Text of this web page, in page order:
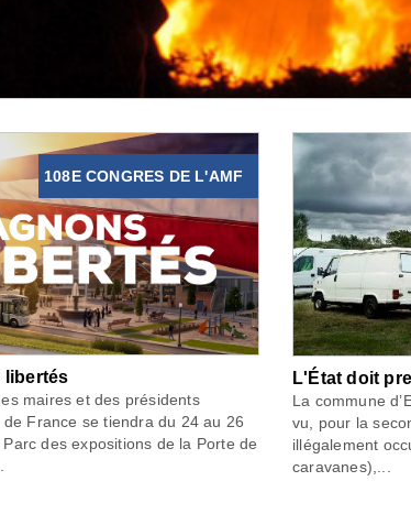
108E CONGRES DE L'AMF
libertés
maires et des présidents
de France se tiendra du 24 au 26
des expositions de la Porte de
L'État doit
La commune
vu, pour la
illégalement
caravanes),...